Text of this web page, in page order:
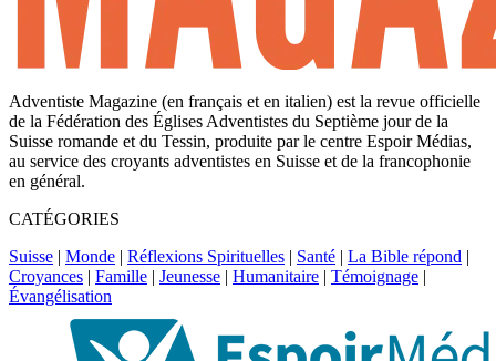
Adventiste Magazine (en français et en italien) est la revue officielle
de la Fédération des Églises Adventistes du Septième jour de la
Suisse romande et du Tessin, produite par le centre Espoir Médias,
au service des croyants adventistes en Suisse et de la francophonie
en général.
CATÉGORIES
Suisse | Monde | Réflexions Spirituelles | Santé | La Bible répond |
Croyances | Famille | Jeunesse | Humanitaire | Témoignage |
Évangélisation